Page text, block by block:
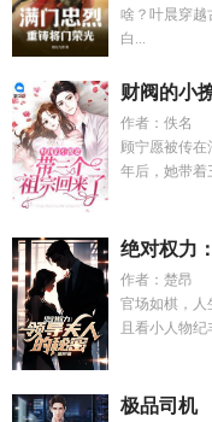
啥？叶晨穿越
白...
财阀的小
作者：佚名
顾宁愿被传
年后，她带着
绝对权力
作者：楚昂
官场如棋，人
且看小人物
极品司机